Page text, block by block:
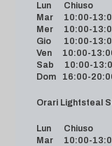
Lun Chiuso
Mar 10:00-
Mer 10:00-
Gio 10:00-
Ven 10:00-
Sab 10:00-
Dom 16:00-
Orari
Lun Chiuso
Mar 10:00-